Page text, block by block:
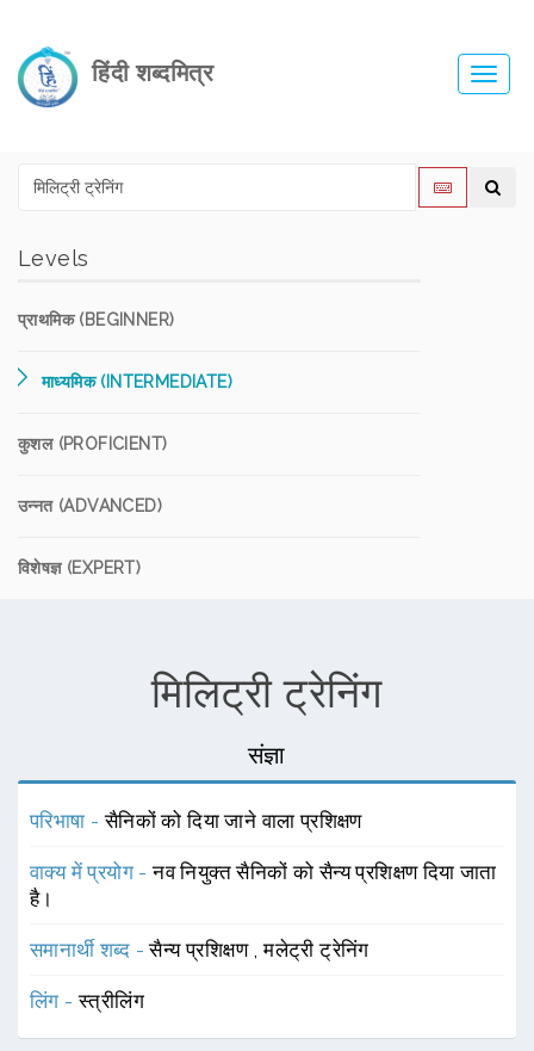
हिंदी शब्दमित्र
Levels
प्राथमिक (BEGINNER)
माध्यमिक (INTERMEDIATE)
कुशल (PROFICIENT)
उन्नत (ADVANCED)
विशेषज्ञ (EXPERT)
मिलिट्री ट्रेनिंग
संज्ञा
परिभाषा -सैनिकों को दिया जाने वाला प्रशिक्षण
वाक्य में प्रयोग -नव नियुक्त सैनिकों को सैन्य प्रशिक्षण दिया जाता
है।
समानार्थी शब्द -सैन्य प्रशिक्षण ,मलेट्री ट्रेनिंग
लिंग -स्त्रीलिंग